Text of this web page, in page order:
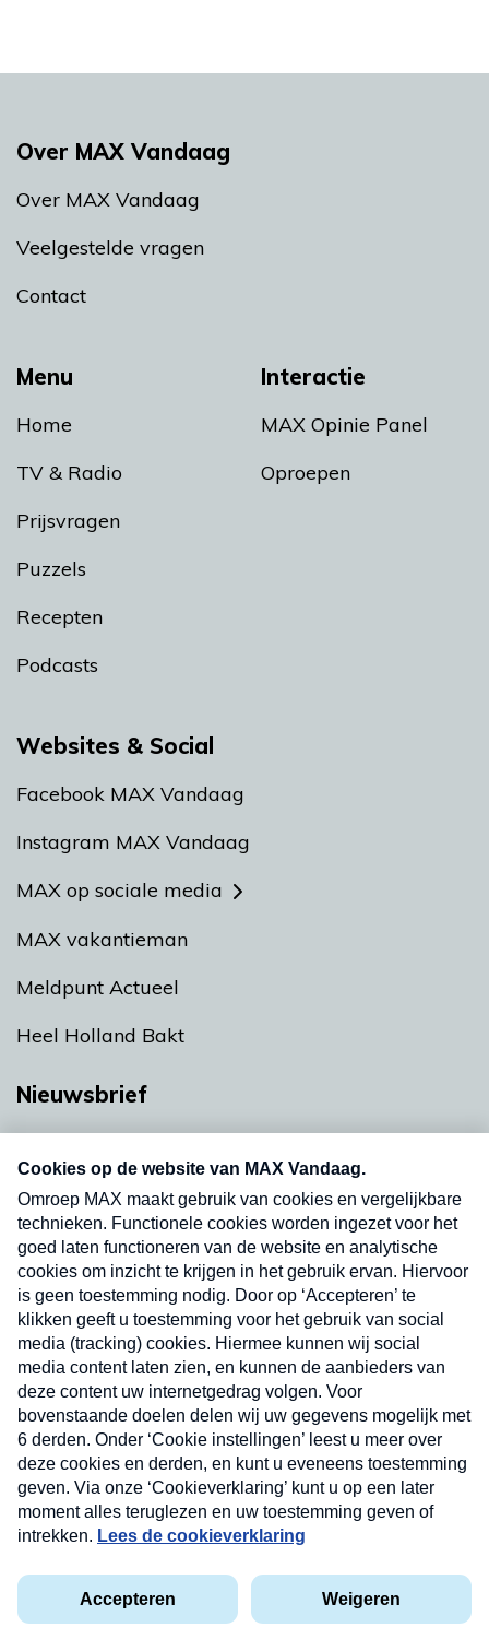
Menu
Home
TV & Radio
Prijsvragen
Puzzels
Recepten
Podcasts
Interactie
MAX Opinie Panel
Oproepen
Over MAX Vandaag
Over MAX Vandaag
Veelgestelde vragen
Contact
Websites & Social
Facebook MAX Vandaag
Instagram MAX Vandaag
MAX op sociale media
MAX vakantieman
Meldpunt Actueel
Heel Holland Bakt
Nieuwsbrief
nieuwsbrief. Elke vrijdag- en dinsdagochtend in
uw mailbox.
Verzend
Privacyverklaring
Cookieverklaring
Kwetsbaarheid melden
Nieuwsbrief
Neem hier een gratis abonnement op onze
nieuwsbrief. Elke vrijdag- en dinsdagochtend in uw